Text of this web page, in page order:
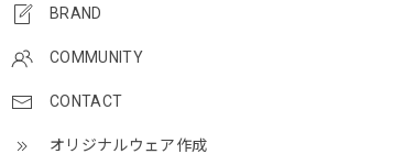
BRAND
COMMUNITY
CONTACT
オリジナルウェア作成